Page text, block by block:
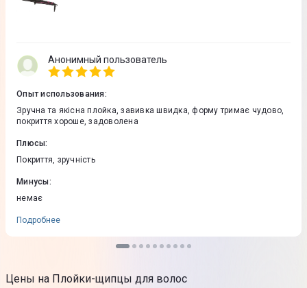
Анонимный пользователь
Опыт использования:
Зручна та якісна плойка, завивка швидка, форму тримає чудово,
покриття хороше, задоволена
Плюсы:
Покриття, зручність
Минусы:
немає
Подробнее
Цены на Плойки-щипцы для волос